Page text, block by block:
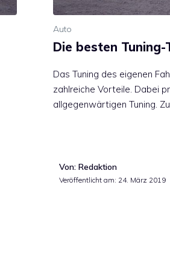
Auto
Die besten
Das Tuning des eigenen
zahlreiche Vorteile. Dabei
allgegenwärtigen Tuning.
Von: Redaktion
Veröffentlicht am: 24. März 2019